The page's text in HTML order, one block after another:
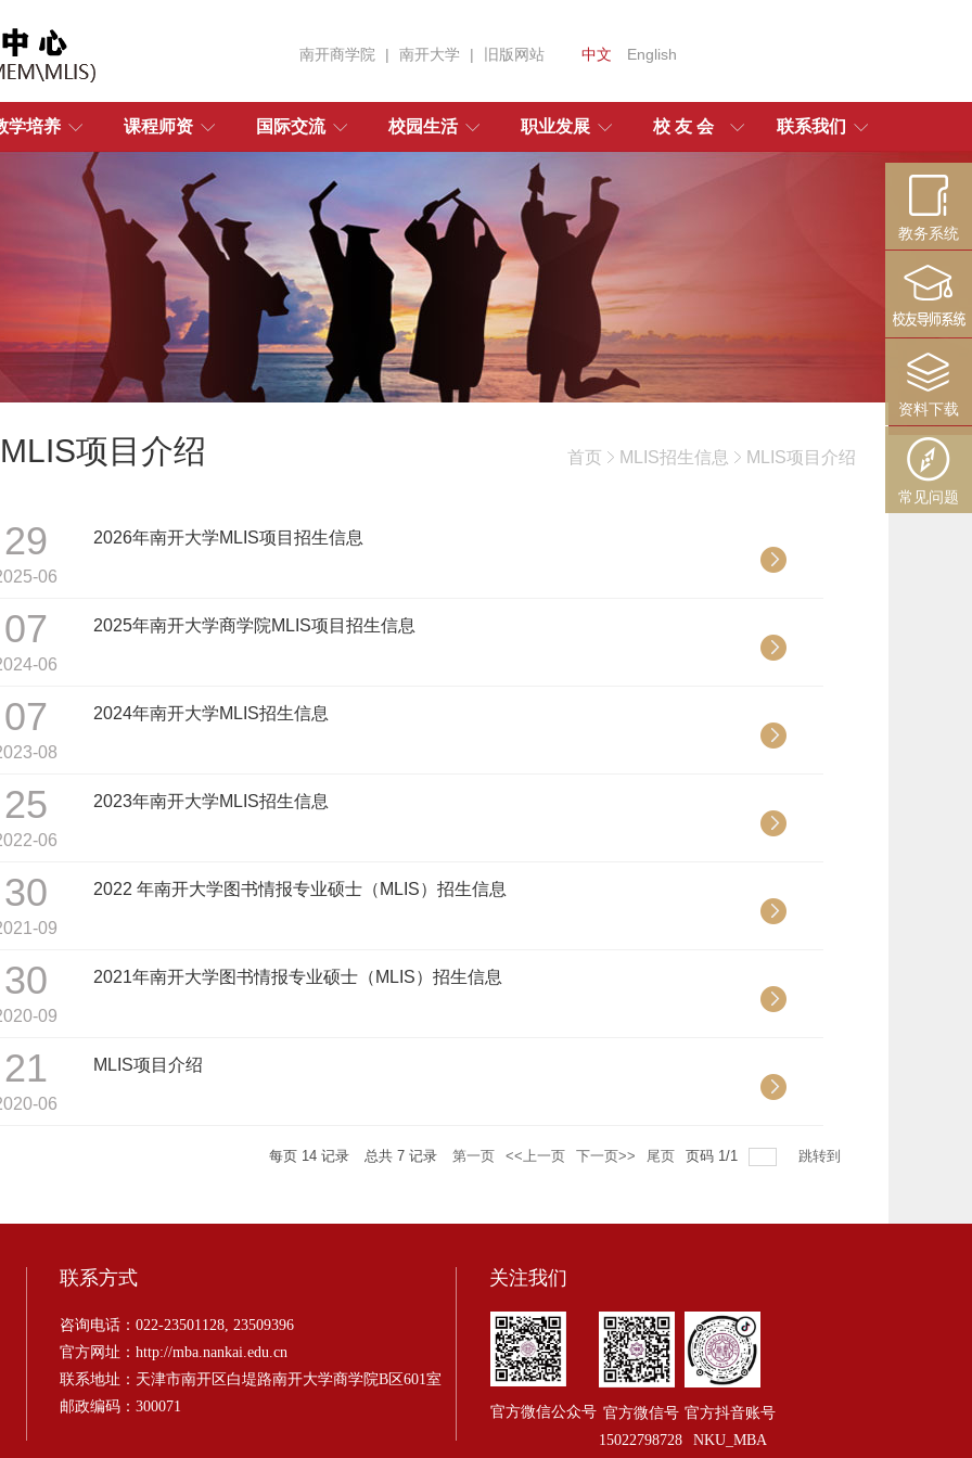
南开商学院 | 南开大学 | 旧版网站 中文 English
学培养 课程师资 国际交流 校园生活 职业发展 校 友 会 联系我们
MLIS项目介绍 首页 MLIS招生信息 MLIS项目介绍
2026年南开大学MLIS项目招生信息
29
06
2025年南开大学商学院MLIS项目招生信息
07
06
2024年南开大学MLIS招生信息
07
08
2023年南开大学MLIS招生信息
25
06
2022 年南开大学图书情报专业硕士（MLIS）招生信息
30
09
2021年南开大学图书情报专业硕士（MLIS）招生信息
30
09
MLIS项目介绍
21
06
每页 14 记录 总共 7 记录 第一页 <<上一页 下一页>> 尾页 页码 1/1 跳转到
联系方式
咨询电话：022-23501128, 23509396
官方网址：http://mba.nankai.edu.cn
联系地址：天津市南开区白堤路南开大学商学院B区601室
邮政编码：300071
关注我们
官方微信公众号 官方微信号
15022798728
官方抖音账号
NKU_MBA
教务系统
资料下载
常见问题